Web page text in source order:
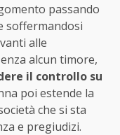
passando
soffermandosi
alle
alcun timore,
il controllo su
poi estende la
che si sta
e pregiudizi.